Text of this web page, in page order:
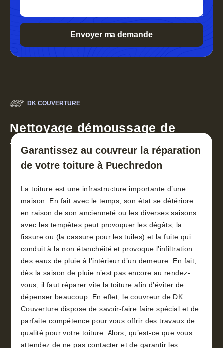
DK COUVERTURE
Nettoyage démoussage de
toiture 30
Garantissez au couvreur la réparation
de votre toiture à Puechredon
La toiture est une infrastructure importante d’une
maison. En fait avec le temps, son état se détériore
en raison de son ancienneté ou les diverses saisons
avec les tempêtes peut provoquer les dégâts, la
fissure ou (la cassure pour les tuiles) et la fuite qui
conduit à la non étanchéité et provoque l’infiltration
des eaux de pluie à l’intérieur d’un demeure. En fait,
dès la saison de pluie n’est pas encore au rendez-
vous, il faut réparer vite la toiture afin d’éviter de
dépenser beaucoup. En effet, le couvreur de DK
Couverture dispose de savoir-faire faire spécial et de
parfaite compétence pour vous offrir des travaux de
qualité pour votre toiture. Alors, qu’est-ce que vous
attendez de ne pas contacter et de garantir les